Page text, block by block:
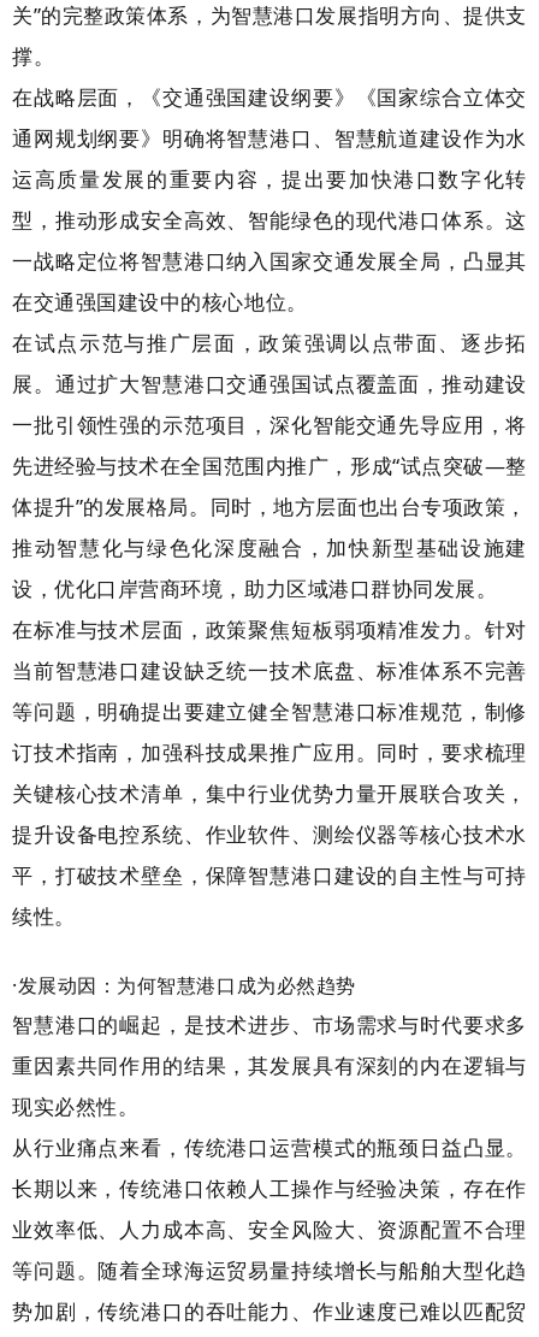
关”的完整政策体系，为智慧港口发展指明方向、提供支
撑。
在战略层面，《交通强国建设纲要》《国家综合立体交
通网规划纲要》明确将智慧港口、智慧航道建设作为水
运高质量发展的重要内容，提出要加快港口数字化转
型，推动形成安全高效、智能绿色的现代港口体系。这
一战略定位将智慧港口纳入国家交通发展全局，凸显其
在交通强国建设中的核心地位。
在试点示范与推广层面，政策强调以点带面、逐步拓
展。通过扩大智慧港口交通强国试点覆盖面，推动建设
一批引领性强的示范项目，深化智能交通先导应用，将
先进经验与技术在全国范围内推广，形成“试点突破—整
体提升”的发展格局。同时，地方层面也出台专项政策，
推动智慧化与绿色化深度融合，加快新型基础设施建
设，优化口岸营商环境，助力区域港口群协同发展。
在标准与技术层面，政策聚焦短板弱项精准发力。针对
当前智慧港口建设缺乏统一技术底盘、标准体系不完善
等问题，明确提出要建立健全智慧港口标准规范，制修
订技术指南，加强科技成果推广应用。同时，要求梳理
关键核心技术清单，集中行业优势力量开展联合攻关，
提升设备电控系统、作业软件、测绘仪器等核心技术水
平，打破技术壁垒，保障智慧港口建设的自主性与可持
续性。
·发展动因：为何智慧港口成为必然趋势
智慧港口的崛起，是技术进步、市场需求与时代要求多
重因素共同作用的结果，其发展具有深刻的内在逻辑与
现实必然性。
从行业痛点来看，传统港口运营模式的瓶颈日益凸显。
长期以来，传统港口依赖人工操作与经验决策，存在作
业效率低、人力成本高、安全风险大、资源配置不合理
等问题。随着全球海运贸易量持续增长与船舶大型化趋
势加剧，传统港口的吞吐能力、作业速度已难以匹配贸